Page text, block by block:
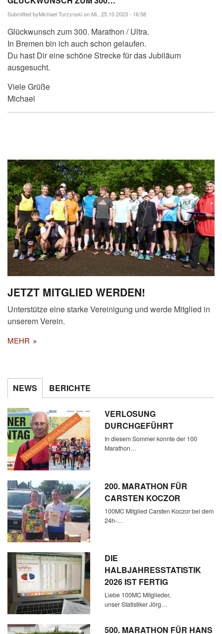
Submitted byMichael Turzynskion Mi., 25.10.2023 - 16:58
Glückwunsch zum 300. Marathon / Ultra.
In Bremen bin ich auch schon gelaufen.
Du hast Dir eine schöne Strecke für das Jubiläum
ausgesucht.
Viele Grüße
Michael
JETZT MITGLIED WERDEN!
Unterstütze eine starke Vereinigung und werde Mitglied in
unserem Verein.
MEHR
NEWS BERICHTE
VERLOSUNG
DURCHGEFÜHRT
In diesem Sommer konnte der 100
Marathon…
200. MARATHON FÜR
CARSTEN KOCZOR
100MC Mitglied Carsten Koczor bei dem
24h-…
DIE
HALBJAHRESSTATISTIK
2026 IST FERTIG
Liebe 100MC Mitglieder,
unser Statistiker Jörg…
500. MARATHON FÜR HANS